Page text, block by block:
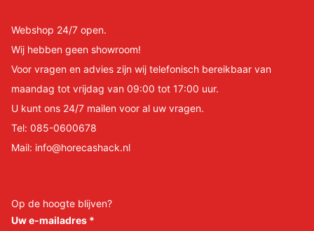
Webshop 24/7 open.
Wij hebben geen showroom!
Voor vragen en advies zijn wij telefonisch bereikbaar van
maandag tot vrijdag van 09:00 tot 17:00 uur.
U kunt ons 24/7 mailen voor al uw vragen.
Tel: 085-0600678
Mail: info@horecashack.nl
Op de hoogte blijven?
Uw e-mailadres *